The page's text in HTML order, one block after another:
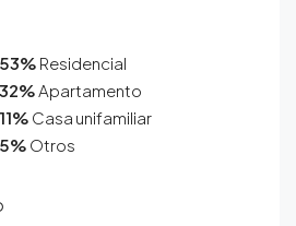
53% Residencial
32%Apartamento
11% Casa unifamiliar
5% Otros